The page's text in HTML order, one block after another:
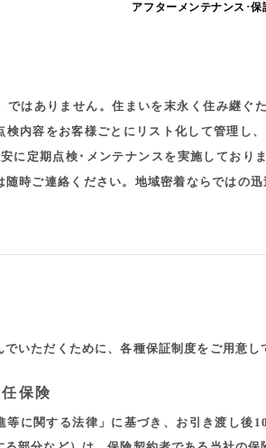
アフターメンテナンス･保
ではありません。住まいを末永く住み継ぐ
検内容をお客様ごとにリスト化して管理し
に定期点検･メンテナンスを実施しており
随時ご連絡ください。地域密着ならではの
いただくために、各種保証制度をご用意し
保険
等に関する法律」に基づき、お引き渡し後